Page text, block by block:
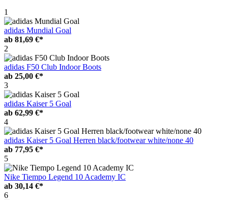
1
adidas Mundial Goal
ab 81,69 €*
2
adidas F50 Club Indoor Boots
ab 25,00 €*
3
adidas Kaiser 5 Goal
ab 62,99 €*
4
adidas Kaiser 5 Goal Herren black/footwear white/none 40
ab 77,95 €*
5
Nike Tiempo Legend 10 Academy IC
ab 30,14 €*
6